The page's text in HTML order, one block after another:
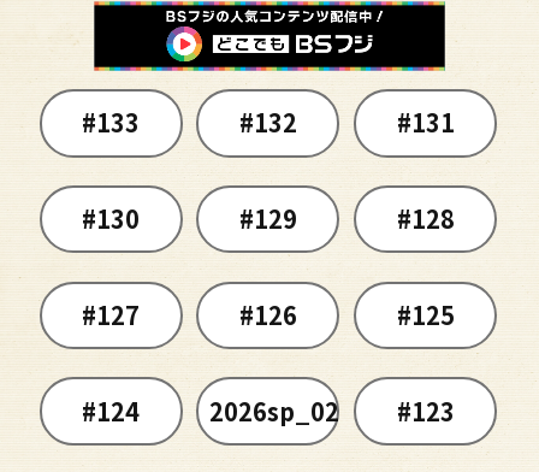
#133 #132 #131
#130 #129 #128
#127 #126 #125
#124 2026sp_02 #123